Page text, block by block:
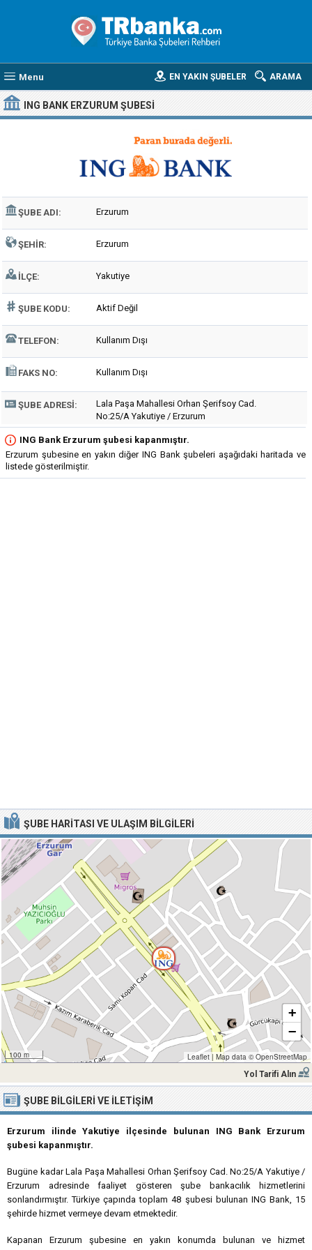
Menu ARAMA
EN YAKIN ŞUBELER
ING BANK ERZURUM ŞUBESI
ŞUBE ADI: Erzurum
ŞEHIR: Erzurum
İLÇE: Yakutiye
ŞUBE KODU: Aktif Değil
TELEFON: Kullanım Dışı
FAKS NO: Kullanım Dışı
ŞUBE ADRESI:
Lala Paşa Mahallesi Orhan Şerifsoy Cad.
No:25/A Yakutiye / Erzurum
ING Bank Erzurum şubesi kapanmıştır.
Erzurum şubesine en yakın diğer ING Bank şubeleri aşağıdaki haritada ve
listede gösterilmiştir.
ŞUBE HARITASI VE ULAŞIM BILGILERI
100 m
+
−
Leaflet | Map data © OpenStreetMap
Yol Tarifi Alın
ŞUBE BILGILERI VE İLETIŞIM
Erzurum ilinde Yakutiye ilçesinde bulunan ING Bank Erzurum
şubesi kapanmıştır.
Bugüne kadar Lala Paşa Mahallesi Orhan Şerifsoy Cad. No:25/A Yakutiye /
Erzurum adresinde faaliyet gösteren şube bankacılık hizmetlerini
sonlandırmıştır. Türkiye çapında toplam 48 şubesi bulunan ING Bank, 15
şehirde hizmet vermeye devam etmektedir.
Kapanan Erzurum şubesine en yakın konumda bulunan ve hizmet